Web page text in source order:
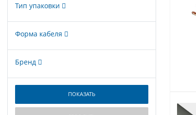
Тип упаковки
Форма кабеля
Бренд